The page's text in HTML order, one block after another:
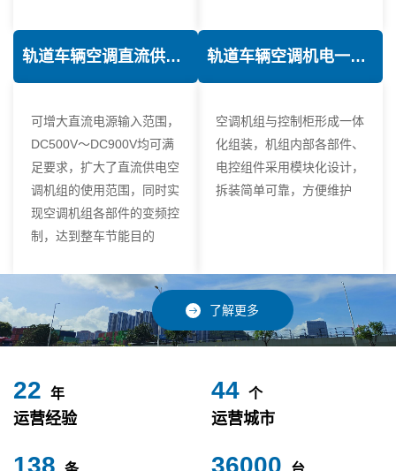
轨道车辆空调直流供电技术
可增大直流电源输入范围，
DC500V～DC900V均可满
足要求，扩大了直流供电空
调机组的使用范围，同时实
现空调机组各部件的变频控
制，达到整车节能目的
轨道车辆空调机电一体化技术
空调机组与控制柜形成一体
化组装，机组内部各部件、
电控组件采用模块化设计，
拆装简单可靠，方便维护
了解更多
24 年
运营经验
49 个
运营城市
153 40000